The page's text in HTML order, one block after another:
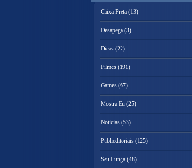
Caixa Preta (13)
Desapega (3)
Dicas (22)
Filmes (191)
Games (67)
Mostra Eu (25)
Noticias (53)
Publieditoriais (125)
Seu Lunga (48)